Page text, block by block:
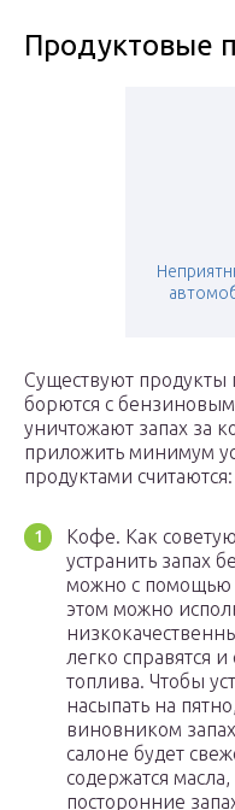
Продуктовые
Существуют продукты
борются с
уничтожают запах за
приложить минимум
продуктами считаются:
Кофе. Как
устранить запах
можно с помощью
этом можно
легко справятся
топлива. Чтобы
насыпать на
виновником
салоне будет
содержатся
посторонние